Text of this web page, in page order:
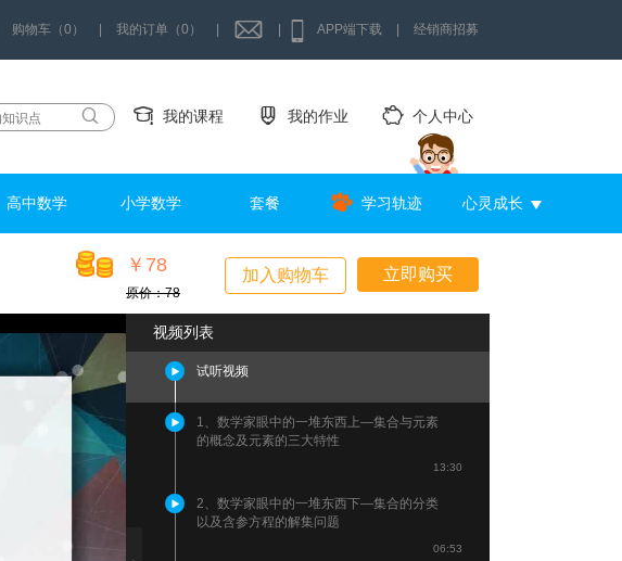
购物车（0） 我的订单（0） APP端下载 经销商招募
我的课程 我的作业 个人中心
高中数学 小学数学 套餐 学习轨迹 心灵成长
立即购买
加入购物车
￥78
原价：78
视频列表
试听视频
1、数学家眼中的一堆东西上—集合与元素
的概念及元素的三大特性
13:30
2、数学家眼中的一堆东西下—集合的分类
以及含参方程的解集问题
06:53